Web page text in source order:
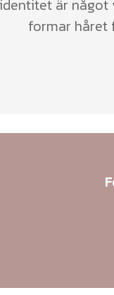
är något
formar håret